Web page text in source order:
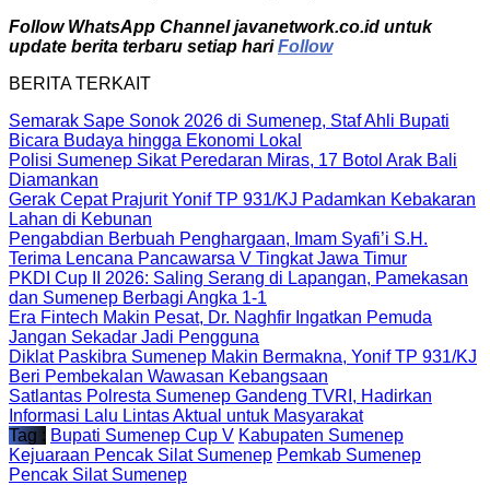
Follow WhatsApp Channel javanetwork.co.id untuk
update berita terbaru setiap hariFollow
BERITA TERKAIT
Semarak Sape Sonok 2026 di Sumenep, Staf Ahli Bupati
Bicara Budaya hingga Ekonomi Lokal
Polisi Sumenep Sikat Peredaran Miras, 17 Botol Arak Bali
Diamankan
Gerak Cepat Prajurit Yonif TP 931/KJ Padamkan Kebakaran
Lahan di Kebunan
Pengabdian Berbuah Penghargaan, Imam Syafi’i S.H.
Terima Lencana Pancawarsa V Tingkat Jawa Timur
PKDI Cup II 2026: Saling Serang di Lapangan, Pamekasan
dan Sumenep Berbagi Angka 1-1
Era Fintech Makin Pesat, Dr. Naghfir Ingatkan Pemuda
Jangan Sekadar Jadi Pengguna
Diklat Paskibra Sumenep Makin Bermakna, Yonif TP 931/KJ
Beri Pembekalan Wawasan Kebangsaan
Satlantas Polresta Sumenep Gandeng TVRI, Hadirkan
Informasi Lalu Lintas Aktual untuk Masyarakat
Tag : Bupati Sumenep Cup V Kabupaten Sumenep
Kejuaraan Pencak Silat Sumenep Pemkab Sumenep
Pencak Silat Sumenep